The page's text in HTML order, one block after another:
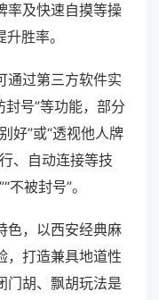
率及快速自摸等操
胜率。
通过第三方软件实
封号”等功能，部分
好”或“透视他人牌
、自动连接等技
被封号”。
色，以西安经典麻
，打造兼具地道性
门胡、飘胡玩法是